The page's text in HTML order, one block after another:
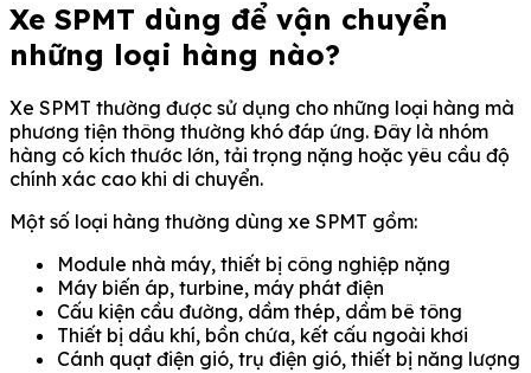
Xe SPMT dùng để vận chuyển
những loại hàng nào?
Xe SPMT thường được sử dụng cho những loại hàng mà
phương tiện thông thường khó đáp ứng. Đây là nhóm
hàng có kích thước lớn, tải trọng nặng hoặc yêu cầu độ
chính xác cao khi di chuyển.
Một số loại hàng thường dùng xe SPMT gồm:
Module nhà máy, thiết bị công nghiệp nặng
Máy biến áp, turbine, máy phát điện
Cấu kiện cầu đường, dầm thép, dầm bê tông
Thiết bị dầu khí, bồn chứa, kết cấu ngoài khơi
Cánh quạt điện gió, trụ điện gió, thiết bị năng lượng